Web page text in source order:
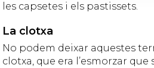
les capsetes i els pastissets.
La clotxa
No podem deixar aquestes
clotxa, que era l’esmorzar que